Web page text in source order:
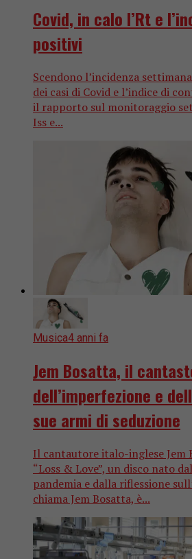
Covid, in calo l’Rt e
positivi
Scendono l’incidenza
dei casi di Covid e l’indice di
il rapporto sul monitoraggio
Iss e...
Musica4 anni fa
Jem Bosatta, il
dell’imperfezione e
sue armi di seduzione
Il cantautore italo-inglese Jem
“Loss & Love”, un disco nato
pandemia e dalla riflessione
chiama Jem Bosatta, è...